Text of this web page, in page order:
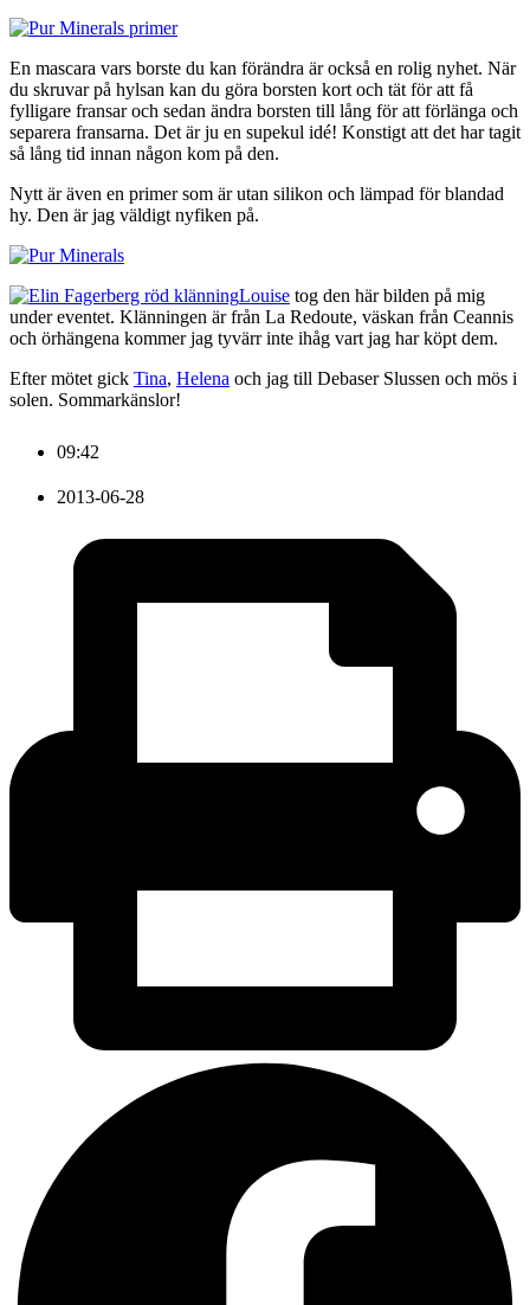
En mascara vars borste du kan förändra är också en rolig nyhet. När
du skruvar på hylsan kan du göra borsten kort och tät för att få
fylligare fransar och sedan ändra borsten till lång för att förlänga och
separera fransarna. Det är ju en supekul idé! Konstigt att det har tagit
så lång tid innan någon kom på den.
Nytt är även en primer som är utan silikon och lämpad för blandad
hy. Den är jag väldigt nyfiken på.
Louise tog den här bilden på mig
under eventet. Klänningen är från La Redoute, väskan från Ceannis
och örhängena kommer jag tyvärr inte ihåg vart jag har köpt dem.
Efter mötet gick Tina, Helena och jag till Debaser Slussen och mös i
solen. Sommarkänslor!
09:42
2013-06-28